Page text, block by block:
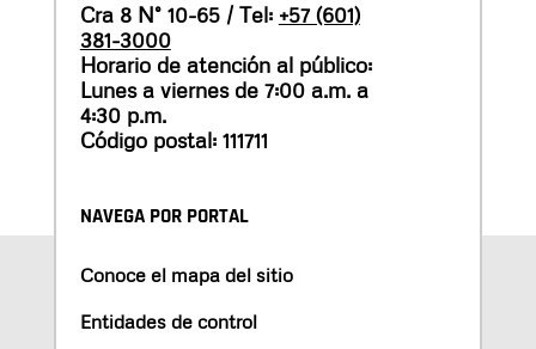
Cra 8 N° 10-65 / Tel: +57 (601)
381-3000
Horario de atención al público:
Lunes a viernes de 7:00 a.m. a
4:30 p.m.
Código postal: 111711
NAVEGA POR PORTAL
Conoce el mapa del sitio
Entidades de control